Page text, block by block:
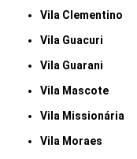
Vila Clementino
Vila Guacuri
Vila Guarani
Vila Mascote
Vila Missionária
Vila Moraes